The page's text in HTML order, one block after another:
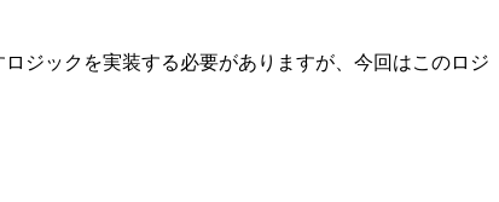
ジックを実装する必要がありますが、今回はこのロジ